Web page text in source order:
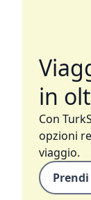
in
Con
opzioni
viaggio.